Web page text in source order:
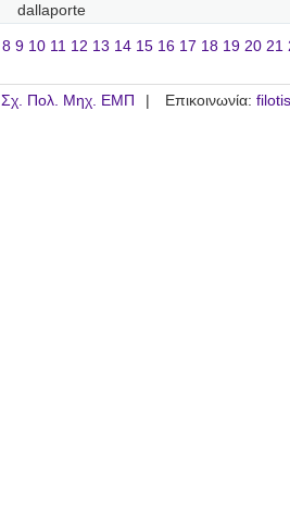
dallaporte
8 9 10 11 12 13 14 15 16 17 18 19 20 21
Σχ. Πολ. Μηχ. ΕΜΠ Επικοινωνία: